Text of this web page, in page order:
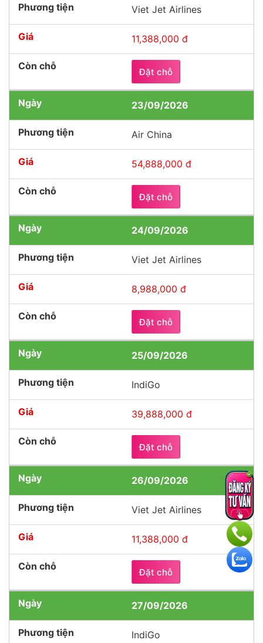
Viet Jet Airlines
11,388,000 đ
Đặt chỗ
23/09/2026
Air China
54,888,000 đ
Đặt chỗ
24/09/2026
Viet Jet Airlines
8,988,000 đ
Đặt chỗ
25/09/2026
IndiGo
39,888,000 đ
Đặt chỗ
26/09/2026
Viet Jet Airlines
11,388,000 đ
Đặt chỗ
27/09/2026
IndiGo